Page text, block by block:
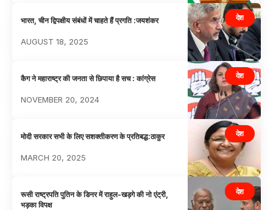
देश
भारत, चीन द्विपक्षीय संबंधों में चाहते हैं प्रगति :जयशंकर
AUGUST 18, 2025
देश
कैग ने महाराष्ट्र की जनता से छिपाया है सच : कांग्रेस
NOVEMBER 20, 2024
देश
मोदी सरकार सभी के लिए सशक्तीकरण के प्रतिबद्ध:ठाकुर
MARCH 20, 2025
देश
रूसी राष्ट्रपति पुतिन के डिनर में राहुल-खड़गे की नो एंट्री,
भड़का विपक्ष